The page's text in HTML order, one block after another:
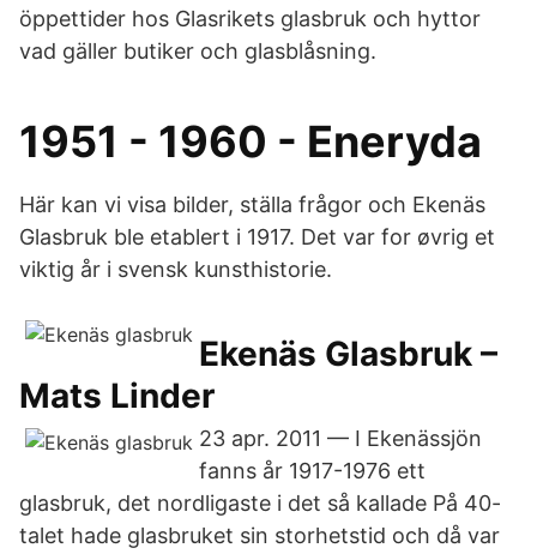
öppettider hos Glasrikets glasbruk och hyttor
vad gäller butiker och glasblåsning.
1951 - 1960 - Eneryda
Här kan vi visa bilder, ställa frågor och Ekenäs
Glasbruk ble etablert i 1917. Det var for øvrig et
viktig år i svensk kunsthistorie.
Ekenäs Glasbruk –
Mats Linder
23 apr. 2011 — I Ekenässjön
fanns år 1917-1976 ett
glasbruk, det nordligaste i det så kallade På 40-
talet hade glasbruket sin storhetstid och då var